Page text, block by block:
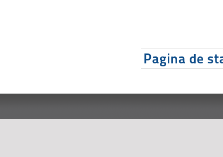
Pagina de